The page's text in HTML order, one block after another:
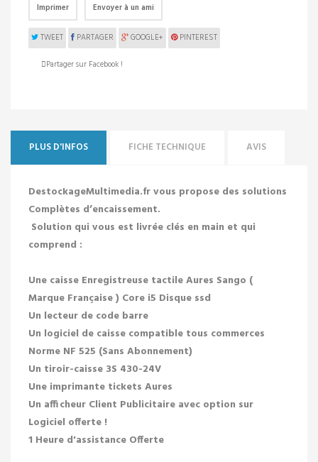
Imprimer Envoyer à un ami
TWEET PARTAGER GOOGLE+ PINTEREST
Partager sur Facebook !
PLUS D'INFOS FICHE TECHNIQUE AVIS
DestockageMultimedia.fr vous propose des solutions
Complètes d’encaissement.
Solution qui vous est livrée clés en main et qui
comprend :
Une caisse Enregistreuse tactile Aures Sango (
Marque Française ) Core i5 Disque ssd
Un lecteur de code barre
Un logiciel de caisse compatible tous commerces
Norme NF 525 (Sans Abonnement)
Un tiroir-caisse 3S 430-24V
Une imprimante tickets Aures
Un afficheur Client Publicitaire avec option sur
Logiciel offerte !
1 Heure d'assistance Offerte